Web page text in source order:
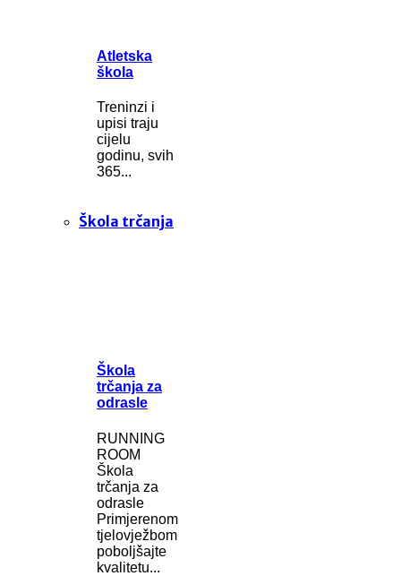
Atletska
škola
Treninzi i
upisi traju
cijelu
godinu, svih
365...
Škola trčanja
Škola
trčanja za
odrasle
RUNNING
ROOM
Škola
trčanja za
odrasle
Primjerenom
tjelovježbom
poboljšajte
kvalitetu...